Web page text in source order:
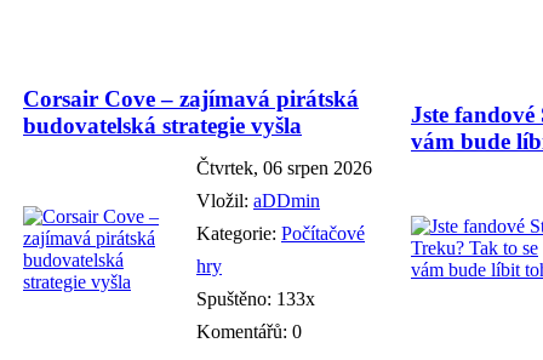
Corsair Cove – zajímavá pirátská
budovatelská strategie vyšla
Čtvrtek, 06 srpen 2026
Vložil: aDDmin
Kategorie: Počítačové
hry
Spuštěno: 133x
Komentářů: 0
Jste
vám bude